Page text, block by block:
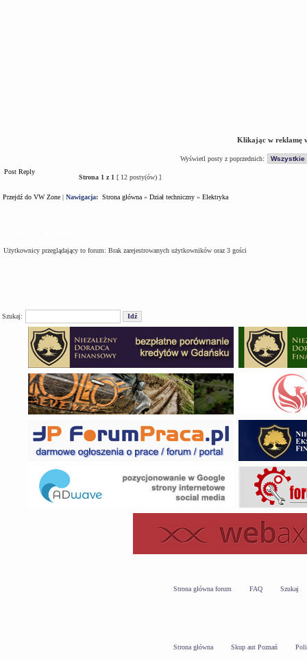
Klikając w reklamę
Wyświetl posty z poprzednich:
Post Reply
Strona 1 z 1 [ 12 posty(ów) ]
Przejdź do VW Zone | Nawigacja: Strona główna » Dział techniczny » Elektryka
Użytkownicy przeglądający to forum: Brak zarejestrowanych użytkowników oraz 3 gości
Szukaj:
Strona główna forum FAQ Szukaj
Strona główna Skup aut Poznań